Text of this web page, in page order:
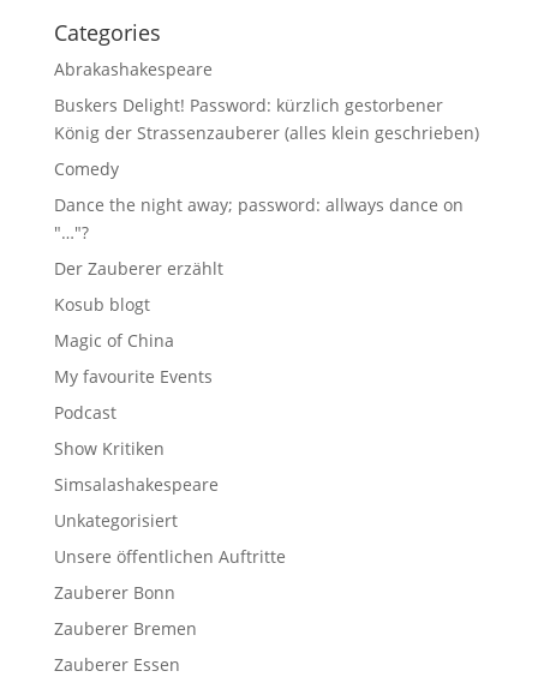
Categories
Abrakashakespeare
Buskers Delight! Password: kürzlich gestorbener
König der Strassenzauberer (alles klein geschrieben)
Comedy
Dance the night away; password: allways dance on
"…"?
Der Zauberer erzählt
Kosub blogt
Magic of China
My favourite Events
Podcast
Show Kritiken
Simsalashakespeare
Unkategorisiert
Unsere öffentlichen Auftritte
Zauberer Bonn
Zauberer Bremen
Zauberer Essen